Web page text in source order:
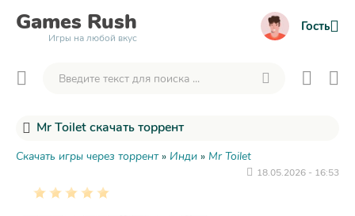
Games Rush
Игры на любой вкус
Гость
Mr Toilet скачать торрент
Скачать игры через торрент» Инди » Mr Toilet
18.05.2026 - 16:53